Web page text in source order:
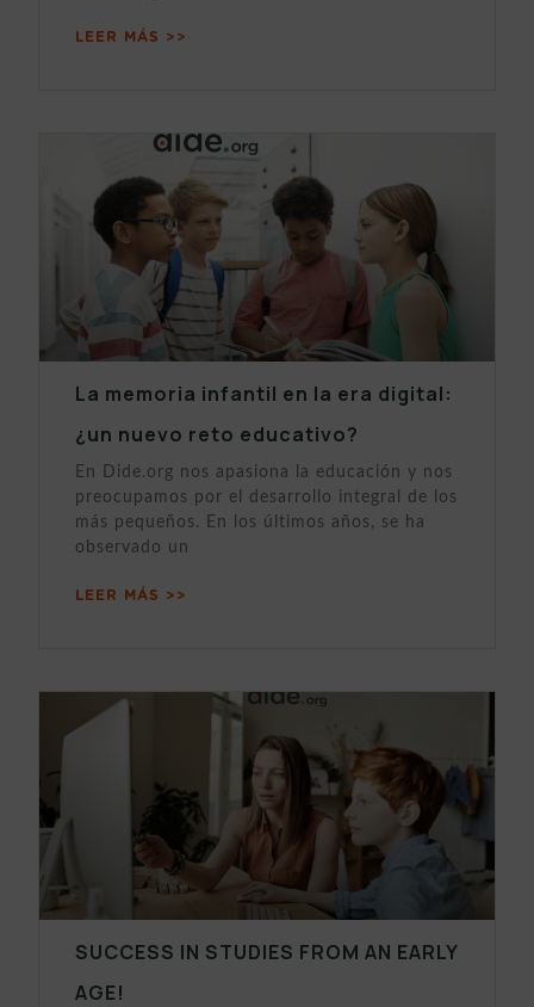
LEER MÁS >>
La memoria infantil en la era digital:
¿un nuevo reto educativo?
En Dide.org nos apasiona la educación y nos
preocupamos por el desarrollo integral de los
más pequeños. En los últimos años, se ha
observado un
LEER MÁS >>
SUCCESS IN STUDIES FROM AN EARLY
AGE!